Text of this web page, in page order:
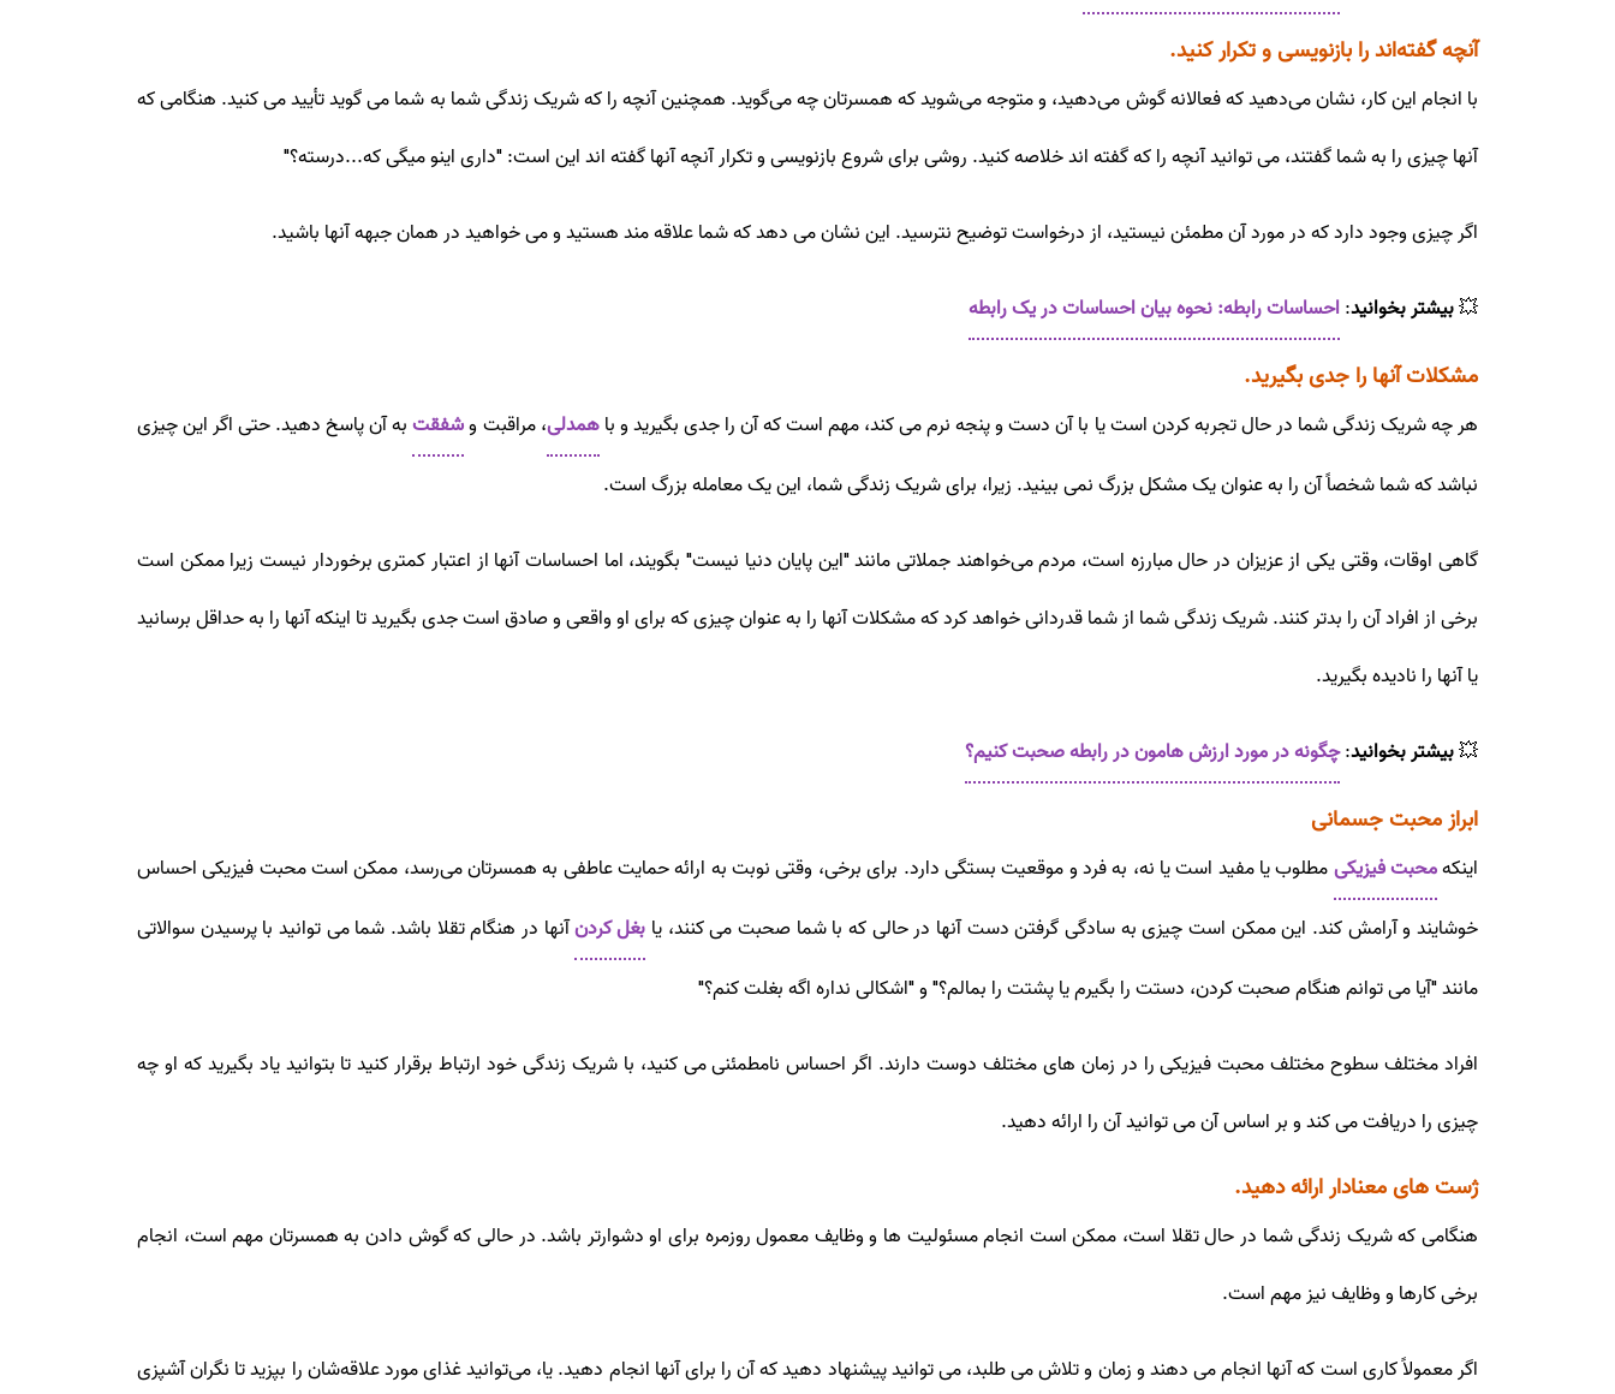
آنچه گفته‌اند را بازنویسی و تکرار کنید.
با انجام این کار، نشان می‌دهید که فعالانه گوش می‌دهید، و متوجه می‌شوید که همسرتان چه می‌گوید. همچنین آنچه را که شریک زندگی شما به شما می گوید تأیید می کنید. هنگامی که
آنها چیزی را به شما گفتند، می توانید آنچه را که گفته اند خلاصه کنید. روشی برای شروع بازنویسی و تکرار آنچه آنها گفته اند این است: "داری اینو میگی که...درسته؟"
اگر چیزی وجود دارد که در مورد آن مطمئن نیستید، از درخواست توضیح نترسید. این نشان می دهد که شما علاقه مند هستید و می خواهید در همان جبهه آنها باشید.
💥بیشتر بخوانید:احساسات رابطه: نحوه بیان احساسات در یک رابطه
مشکلات آنها را جدی بگیرید.
هر چه شریک زندگی شما در حال تجربه کردن است یا با آن دست و پنجه نرم می کند، مهم است که آن را جدی بگیرید و باهمدلی، مراقبت وشفقتبه آن پاسخ دهید. حتی اگر این چیزی
نباشد که شما شخصاً آن را به عنوان یک مشکل بزرگ نمی بینید. زیرا، برای شریک زندگی شما، این یک معامله بزرگ است.
گاهی اوقات، وقتی یکی از عزیزان در حال مبارزه است، مردم می‌خواهند جملاتی مانند "این پایان دنیا نیست" بگویند، اما احساسات آنها از اعتبار کمتری برخوردار نیست زیرا ممکن است
برخی از افراد آن را بدتر کنند. شریک زندگی شما از شما قدردانی خواهد کرد که مشکلات آنها را به عنوان چیزی که برای او واقعی و صادق است جدی بگیرید تا اینکه آنها را به حداقل برسانید
یا آنها را نادیده بگیرید.
💥بیشتر بخوانید:چگونه در مورد ارزش هامون در رابطه صحبت کنیم؟
ابراز محبت جسمانی
اینکهمحبت فیزیکیمطلوب یا مفید است یا نه، به فرد و موقعیت بستگی دارد. برای برخی، وقتی نوبت به ارائه حمایت عاطفی به همسرتان می‌رسد، ممکن است محبت فیزیکی احساس
خوشایند و آرامش کند. این ممکن است چیزی به سادگی گرفتن دست آنها در حالی که با شما صحبت می کنند، یا بغل کردنآنها در هنگام تقلا باشد. شما می توانید با پرسیدن سوالاتی
مانند "آیا می توانم هنگام صحبت کردن، دستت را بگیرم یا پشتت را بمالم؟" و "اشکالی نداره اگه بغلت کنم؟"
افراد مختلف سطوح مختلف محبت فیزیکی را در زمان های مختلف دوست دارند. اگر احساس نامطمئنی می کنید، با شریک زندگی خود ارتباط برقرار کنید تا بتوانید یاد بگیرید که او چه
چیزی را دریافت می کند و بر اساس آن می توانید آن را ارائه دهید.
ژست های معنادار ارائه دهید.
هنگامی که شریک زندگی شما در حال تقلا است، ممکن است انجام مسئولیت ها و وظایف معمول روزمره برای او دشوارتر باشد. در حالی که گوش دادن به همسرتان مهم است، انجام
برخی کارها و وظایف نیز مهم است.
اگر معمولاً کاری است که آنها انجام می دهند و زمان و تلاش می طلبد، می توانید پیشنهاد دهید که آن را برای آنها انجام دهید. یا، می‌توانید غذای مورد علاقه‌شان را بپزید تا نگران آشپزی